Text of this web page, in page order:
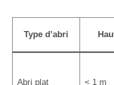
Type d’abri
Abri plat < 1 m